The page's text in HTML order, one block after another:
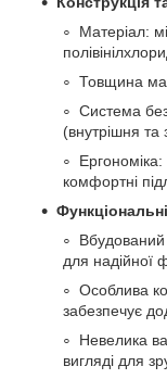
Матеріал:
Товщина
Система
(внутрішня та
комфортні
Вбудований
для надійної
Особлива
забезпечує
Невелика
вигляді для